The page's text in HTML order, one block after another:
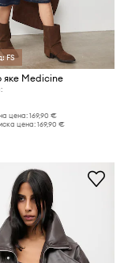
FS
яке Medicine
цена:169,90 €
цена:169,90 €